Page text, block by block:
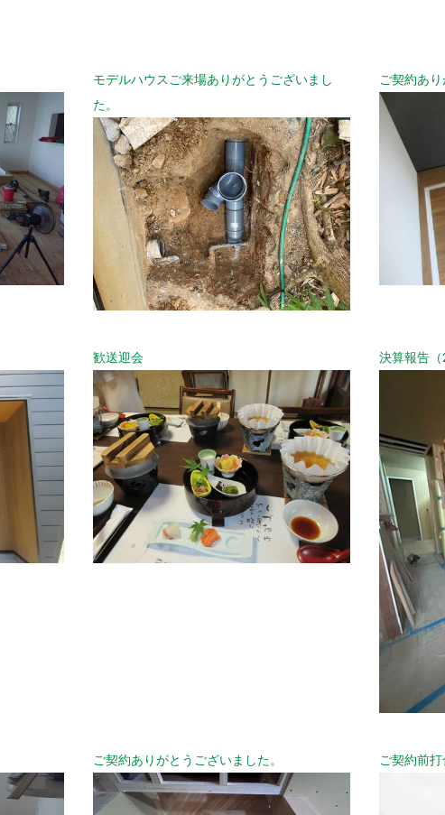
モデルハウスご来場ありがとうございまし
た。
ご契約あり
歓送迎会 決算報告（
ご契約ありがとうございました。 ご契約前